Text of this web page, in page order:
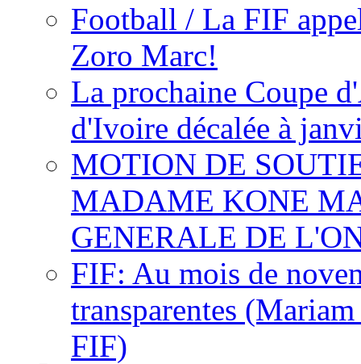
Football / La FIF
Zoro Marc!
La prochaine Coupe
d'Ivoire décalée à
MOTION DE
MADAME KONE
GENERALE DE
FIF: Au mois de
transparentes
FIF)